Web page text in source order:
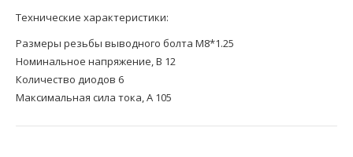
Технические характеристики:
Размеры резьбы выводного болта M8*1.25
Номинальное напряжение, В 12
Количество диодов 6
Максимальная сила тока, А 105